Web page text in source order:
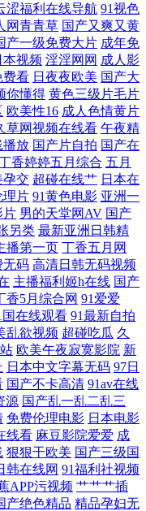
h在线观看 懒人电影网 污
清在线播放 伊人色资源 国
产一级a 成人福利软件导航
白 人人摸人人 在线观看精
观着 亚洲欧美不卡 福利撸
精品热 手机 电影 91在线
直播 在线播放亚洲视频a
二三区 99热欧美麻豆 欧美
视频一区 国产精品成人永
片aⅴ免费 91桃色下载网站
超碰在线 豆花91网在线看
精品在线 日韩中文字幕
涩福利在线导航 91视色
网青青草 国产又爽又黄
产一级免费大片 成年免
本视频 淫淫网网 成人影
费看 日夜夜欧美 国产大
你懂得 黄色三级片毛片
欧美性16 成人色情黄片
草网视频在线看 午夜精
播放 国产片自拍 国产在
香婷婷五月综合 五月
孕交 超碰在线艹 日本在
理片 91黄色电影 亚洲一
片 男的天堂网AV 国产
另类 最新亚洲日韩精
播第一页 丁香五月网
无码 高清日韩无码视频
主播福利姬h在线 国产
香5月综合网 91爱爱
国在线观看 91最新自拍
乱欲视频 超碰吃瓜 久
欧美午夜寂寞影院 新
日本中文字幕无码 97日
国产不卡高清 91av在线
源 国产乱一乱二乱三
免费伦理电影 日本电影
线看 麻豆影院爱爱 成
狠狠干欧美 国产三级国
韩在线网 91福利社视频
APP污视频 艹艹艹插
产绝色精品 精品孕妇无